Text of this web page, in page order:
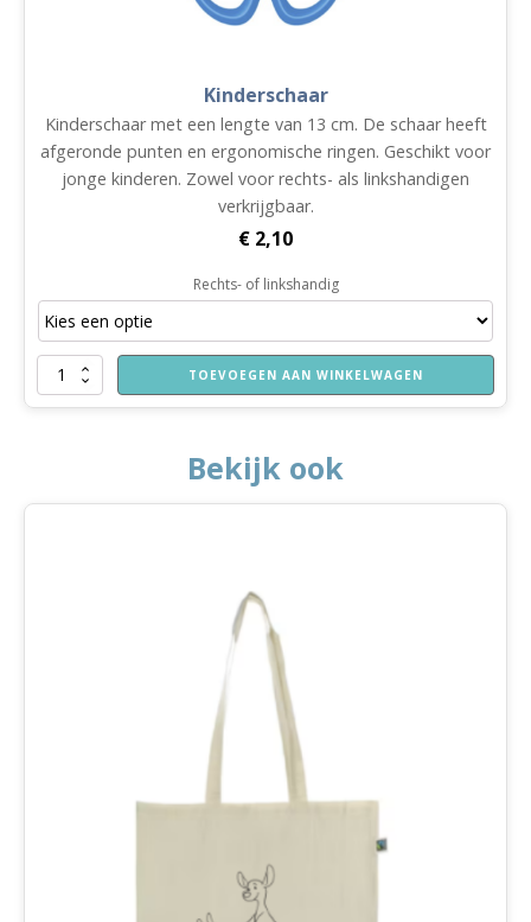
Bekijk ook
Kinderschaar
Kinderschaar met een lengte van 13 cm. De schaar heeft
afgeronde punten en ergonomische ringen. Geschikt voor
jonge kinderen. Zowel voor rechts- als linkshandigen
verkrijgbaar.
€ 2,10
Rechts- of linkshandig
Kinderschaar
aantal
TOEVOEGEN AAN WINKELWAGEN